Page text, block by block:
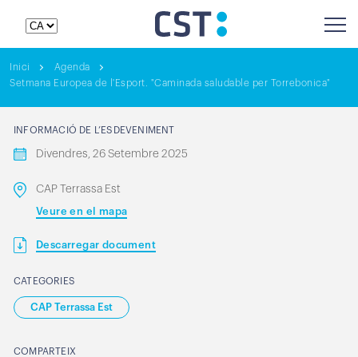
Inici
Agenda
Setmana Europea de l'Esport. "Caminada saludable per Torrebonica"
INFORMACIÓ DE L’ESDEVENIMENT
Divendres, 26 Setembre 2025
CAP Terrassa Est
Veure en el mapa
Descarregar document
CATEGORIES
CAP Terrassa Est
COMPARTEIX